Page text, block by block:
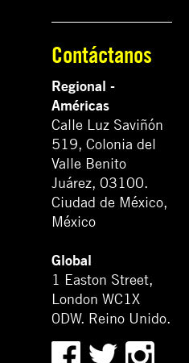
Contáctanos
Regional -
Américas
Calle Luz Saviñón
519, Colonia del
Valle Benito
Juárez, 03100.
Ciudad de México,
México
Global
1 Easton Street,
London WC1X
0DW. Reino Unido.